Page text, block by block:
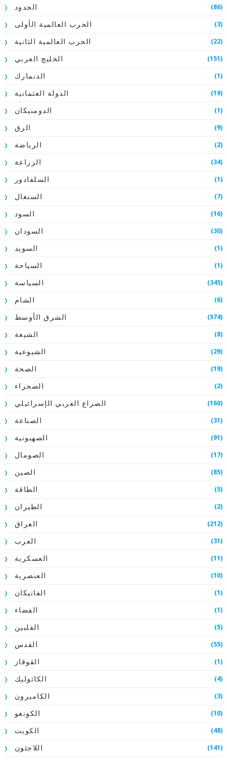
الحدود (86)
الحرب العالمية الأولى (3)
الحرب العالمية الثانية (22)
الخليج العربي (151)
الدنمارك (1)
الدولة العثمانية (19)
الدومنيكان (1)
الرق (9)
الرياضة (2)
الزراعة (34)
السلفادور (1)
السنغال (7)
السود (16)
السودان (30)
السويد (1)
السياحة (1)
السياسة (345)
الشام (6)
الشرق الأوسط (574)
الشيعة (8)
الشيوعية (29)
الصحة (19)
الصحراء (2)
الصراع العربي الإسرائيلي (160)
الصناعة (31)
الصهيونية (91)
الصومال (17)
الصين (85)
الطاقة (5)
الطيران (2)
العراق (212)
العرب (31)
العسكرية (11)
العنصرية (10)
الفاتيكان (1)
الفضاء (1)
الفلبين (5)
القدس (55)
القوقاز (1)
الكاثوليك (4)
الكاميرون (3)
الكونغو (10)
الكويت (48)
اللاجئون (141)